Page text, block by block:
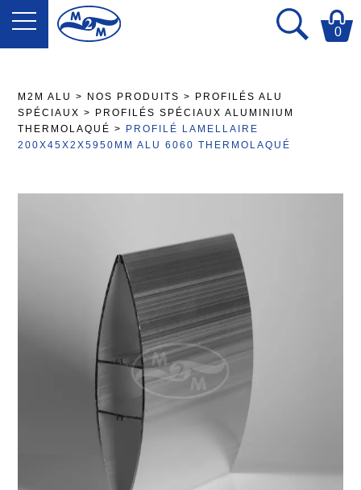
0
M2M ALU > NOS PRODUITS >
PROFILÉS ALU
SPÉCIAUX >
PROFILÉS SPÉCIAUX ALUMINIUM
THERMOLAQUÉ >
PROFILÉ LAMELLAIRE
200X45X2X5950MM ALU 6060 THERMOLAQUÉ